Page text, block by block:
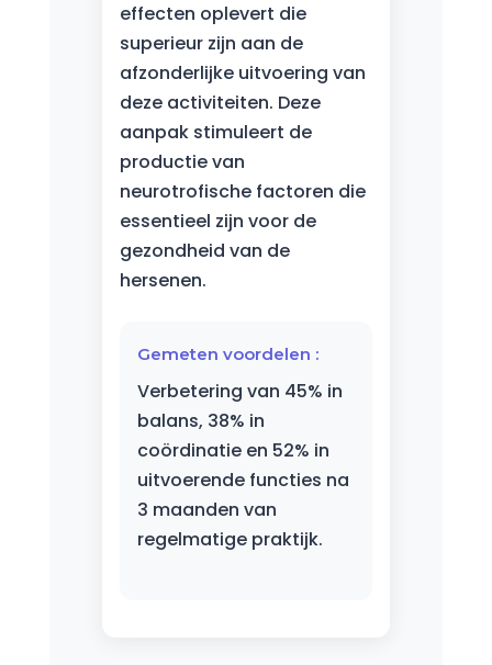
effecten oplevert die
superieur zijn aan de
afzonderlijke uitvoering van
deze activiteiten. Deze
aanpak stimuleert de
productie van
neurotrofische factoren die
essentieel zijn voor de
gezondheid van de
hersenen.
Gemeten voordelen :
Verbetering van 45% in
balans, 38% in
coördinatie en 52% in
uitvoerende functies na
3 maanden van
regelmatige praktijk.